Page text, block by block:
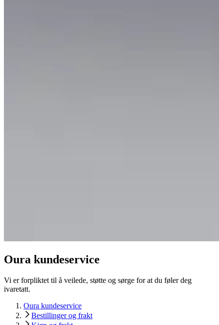
Oura kundeservice
Vi er forpliktet til å veilede, støtte og sørge for at du føler deg
ivaretatt.
Oura kundeservice
Bestillinger og frakt